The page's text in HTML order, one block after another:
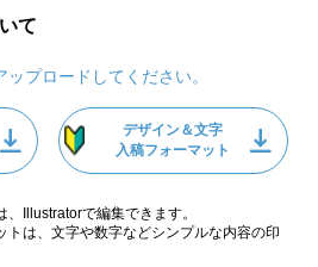
て
プロードしてください。
デザイン＆文字
入稿フォーマット
、Illustratorで編集できます。
トは、文字や数字などシンプルな内容の印